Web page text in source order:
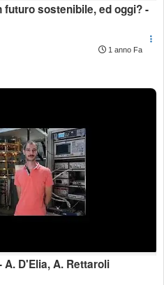
sostenibile, ed oggi? -
1 anno Fa
A. D'Elia, A. Rettaroli